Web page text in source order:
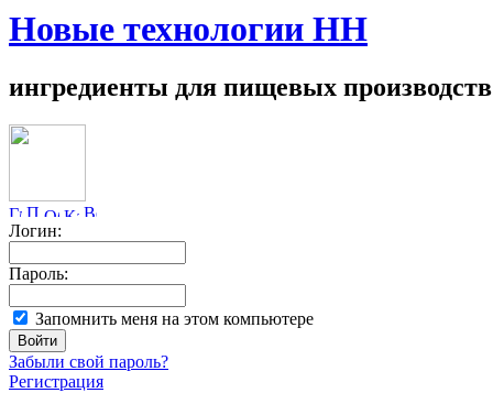
Новые технологии НН
ингредиенты для пищевых производств
Логин:
Пароль:
Запомнить меня на этом компьютере
Забыли свой пароль?
Регистрация